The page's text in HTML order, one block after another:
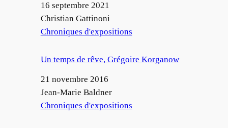
Date
16 septembre 2021
Auteur
Christian Gattinoni
Par rapport à
Chroniques d'expositions
Un temps de rêve, Grégoire Korganow
Date
21 novembre 2016
Auteur
Jean-Marie Baldner
Par rapport à
Chroniques d'expositions